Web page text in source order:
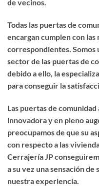
de vecinos.
Todas las puertas de
encargan cumplen con las
correspondientes. Somos
sector de las puertas de
debido a ello, la
para conseguir la
Las puertas de
innovadora y en pleno
preocupamos de que su
con respecto a las
Cerrajería JP
a su vez una sensación
nuestra experiencia.